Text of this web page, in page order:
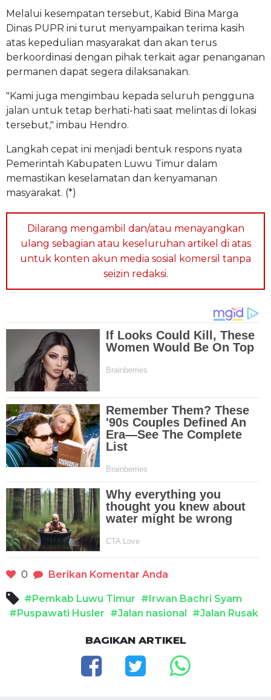
Melalui kesempatan tersebut, Kabid Bina Marga
Dinas PUPR ini turut menyampaikan terima kasih
atas kepedulian masyarakat dan akan terus
berkoordinasi dengan pihak terkait agar penanganan
permanen dapat segera dilaksanakan.
"Kami juga mengimbau kepada seluruh pengguna
jalan untuk tetap berhati-hati saat melintas di lokasi
tersebut," imbau Hendro.
Langkah cepat ini menjadi bentuk respons nyata
Pemerintah Kabupaten Luwu Timur dalam
memastikan keselamatan dan kenyamanan
masyarakat. (*)
Dilarang mengambil dan/atau menayangkan
ulang sebagian atau keseluruhan artikel di atas
untuk konten akun media sosial komersil tanpa
seizin redaksi.
0 Berikan Komentar Anda
#Pemkab Luwu Timur #Irwan Bachri Syam
#Puspawati Husler #Jalan nasional #Jalan Rusak
BAGIKAN ARTIKEL